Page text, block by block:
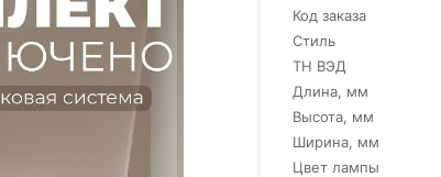
Код заказа
Стиль
ТН ВЭД
Длина, мм
Высота, мм
Ширина, мм
Цвет лампы